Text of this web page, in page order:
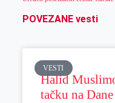
POVEZANE vesti
VESTI
Halid
tačku na